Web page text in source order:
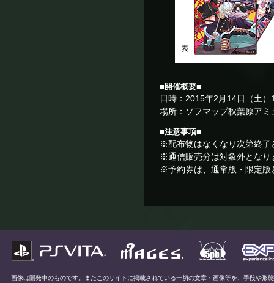
■開催概要■
日時：2015年2月14日（土
場所：ソフマップ秋葉原ア
■注意事項■
※配布物はなくなり次第終了
※通信販売分は対象外となり
※予約券は、通常版・限定版
画像は開発中のものです。またこのサイトに掲載されている一切の文章・画像等を、手段や形